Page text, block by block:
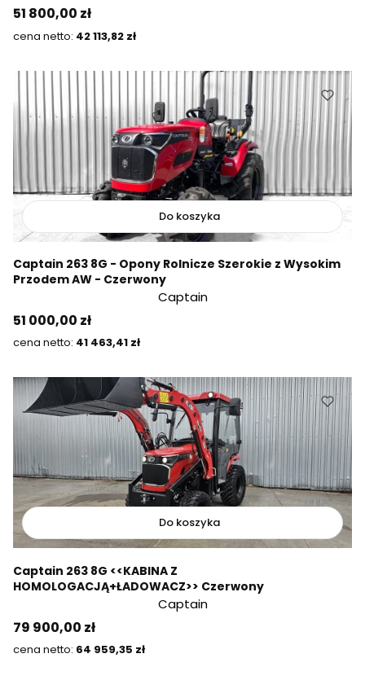
Cena
51 800,00 zł
Cena
42 113,82 zł
Do koszyka
Captain 263 8G - Opony Rolnicze Szerokie z Wysokim
Przodem AW - Czerwony
Captain
Cena
51 000,00 zł
Cena
41 463,41 zł
Do koszyka
Captain 263 8G <<KABINA Z
HOMOLOGACJĄ+ŁADOWACZ>> Czerwony
Captain
Cena
79 900,00 zł
Cena
64 959,35 zł